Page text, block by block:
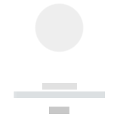
------------
----------- ----------- --------